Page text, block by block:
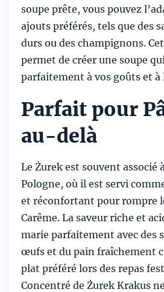
soupe prête, vous pouvez
ajouts préférés, tels que des
durs ou des champignons.
permet de créer une soupe
parfaitement à vos goûts et à
Parfait pour
au-delà
Le Żurek est souvent associé
Pologne, où il est servi
et réconfortant pour rompre
Carême. La saveur riche et
marie parfaitement avec des
œufs et du pain fraîchement
plat préféré lors des repas
Concentré de Żurek Krakus